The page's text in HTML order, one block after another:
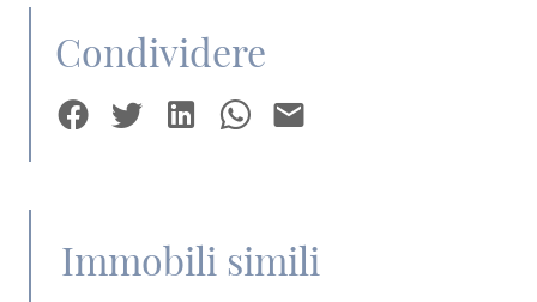
Condividere
Immobili simili